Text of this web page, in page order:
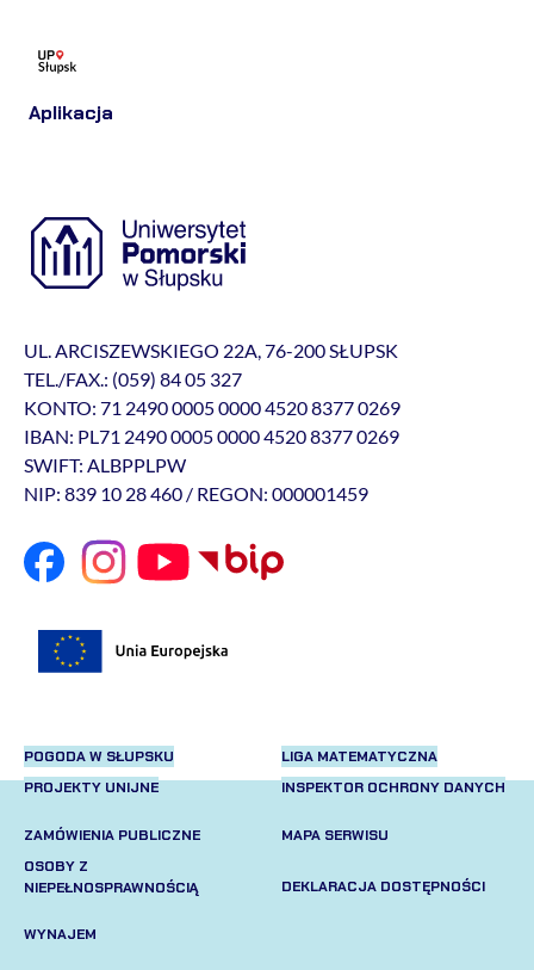
Aplikacja
UL. ARCISZEWSKIEGO 22A, 76-200 SŁUPSK
TEL./FAX.: (059) 84 05 327
KONTO: 71 2490 0005 0000 4520 8377 0269
IBAN: PL71 2490 0005 0000 4520 8377 0269
SWIFT: ALBPPLPW
NIP: 839 10 28 460 / REGON: 000001459
POGODA W SŁUPSKU
PROJEKTY UNIJNE
LIGA MATEMATYCZNA
INSPEKTOR OCHRONY DANYCH
ZAMÓWIENIA PUBLICZNE
OSOBY Z
NIEPEŁNOSPRAWNOŚCIĄ
MAPA SERWISU
DEKLARACJA DOSTĘPNOŚCI
WYNAJEM